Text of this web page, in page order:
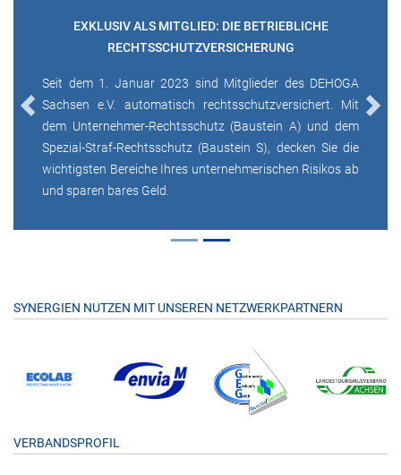
EXKLUSIV ALS MITGLIED: DIE BETRIEBLICHE
RECHTSSCHUTZVERSICHERUNG
Seit dem 1. Januar 2023 sind Mitglieder des DEHOGA
Sachsen e.V. automatisch rechtsschutzversichert. Mit
dem Unternehmer-Rechtsschutz (Baustein A) und dem
Spezial-Straf-Rechtsschutz (Baustein S), decken Sie die
wichtigsten Bereiche Ihres unternehmerischen Risikos ab
und sparen bares Geld.
Previous Next
SYNERGIEN NUTZEN MIT UNSEREN NETZWERKPARTNERN
VERBANDSPROFIL